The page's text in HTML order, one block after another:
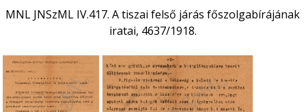
MNL JNSzML IV.417. A tiszai felső járás főszolgabírájának
iratai, 4637/1918.